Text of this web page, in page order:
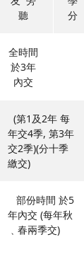
聽
分
全時間
於3年
內交
(第1及2年 每
年交4季, 第3年
交2季)(分十季
繳交)
部份時間 於5
年內交 (每年秋
﹑春兩季交)